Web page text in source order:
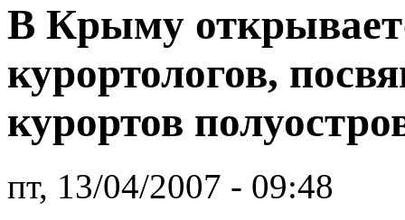
В Крыму
курортологов,
курортов
пт, 13/04/2007 - 09:48